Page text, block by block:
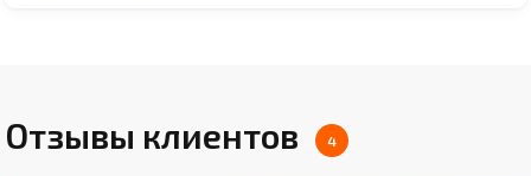
Отзывы клиентов 4